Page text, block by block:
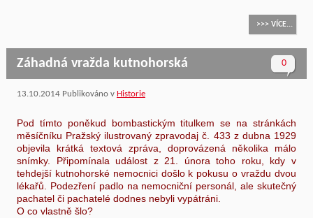
>>> VÍCE...
0
Záhadná vražda kutnohorská
13.10.2014Publikováno v Historie
Pod tímto poněkud bombastickým titulkem se na stránkách
měsíčníku Pražský ilustrovaný zpravodaj č. 433 z dubna 1929
objevila krátká textová zpráva, doprovázená několika málo
snímky. Připomínala událost z 21. února toho roku, kdy v
tehdejší kutnohorské nemocnici došlo k pokusu o vraždu dvou
lékařů. Podezření padlo na nemocniční personál, ale skutečný
pachatel či pachatelé dodnes nebyli vypátráni.
O co vlastně šlo?